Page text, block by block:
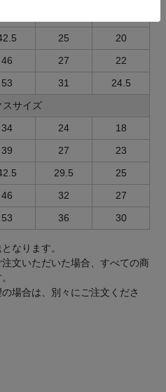
25
20
46 27
22
53 31
24.5
スサイズ
34 24
18
39 27
23
29.5
25
46 32
27
53 36 30
なります。
文いただいた場合、すべての商
場合は、別々にご注文くださ